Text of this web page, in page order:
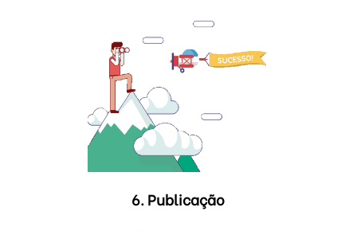
6. Publicação